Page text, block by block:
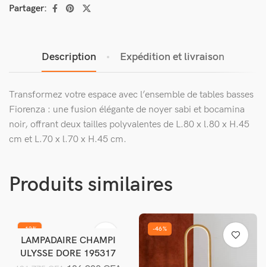
Partager:
Description Expédition et livraison
Transformez votre espace avec l’ensemble de tables basses
Fiorenza : une fusion élégante de noyer sabi et bocamina
noir, offrant deux tailles polyvalentes de L.80 x l.80 x H.45
cm et L.70 x l.70 x H.45 cm.
Produits similaires
-12%
Ajouter au panier
LAMPADAIRE CHAMPI
ULYSSE DORE 195317
-46%